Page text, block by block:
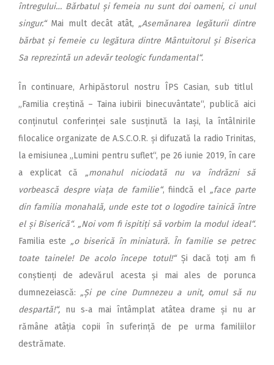
întregului… Bărbatul și femeia nu sunt doi oameni, ci unul
singur.“Mai mult decât atât, „Asemănarea legăturii dintre
bărbat și femeie cu legătura dintre Mântuitorul și Biserica
Sa reprezintă un adevăr teologic fundamental“.
În continuare, Arhipăstorul nostru ÎPS Casian, sub titlul
„Familia creștină – Taina iubirii binecuvântate“, publică aici
conținutul conferinței sale susținută la Iași, la întâlnirile
filocalice organizate de A.S.C.O.R. și difuzată la radio Trinitas,
la emisiunea „Lumini pentru suflet“, pe 26 iunie 2019, în care
a explicat că „monahul niciodată nu va îndrăzni să
vorbească despre viața de familie“, fiindcă el „face parte
din familia monahală, unde este tot o logodire tainică între
el și Biserică“. „Noi vom fi ispitiți să vorbim la modul ideal“.
Familia este „o biserică în miniatură. În familie se petrec
toate tainele! De acolo începe totul!“Și dacă toți am fi
conștienți de adevărul acesta și mai ales de porunca
dumnezeiască: „Și pe cine Dumnezeu a unit, omul să nu
despartă!“, nu s‑a mai întâmplat atâtea drame și nu ar
rămâne atâția copii în suferință de pe urma familiilor
destrămate.